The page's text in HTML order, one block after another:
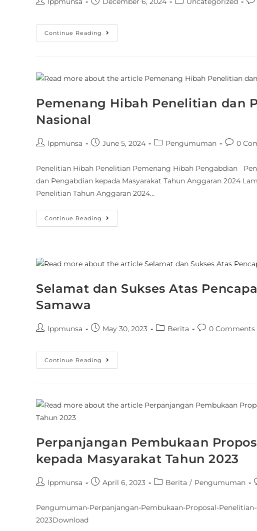
Continue Reading
Pemenang Hibah Penelitian dan
Nasional
lppmunsa June 5, 2024 Pengumuman 0
Penelitian Hibah Penelitian Pemenang Hibah Pengabdian
dan Pengabdian kepada Masyarakat Tahun Anggaran 2024
Penelitian Tahun Anggaran 2024…
Continue Reading
Selamat dan Sukses Atas
Samawa
lppmunsa May 30, 2023 Berita 0 Comments
Continue Reading
Perpanjangan Pembukaan
kepada Masyarakat Tahun 2023
lppmunsa April 6, 2023 Berita / Pengumuman
Pengumuman-Perpanjangan-Pembukaan-Proposal-
2023Download